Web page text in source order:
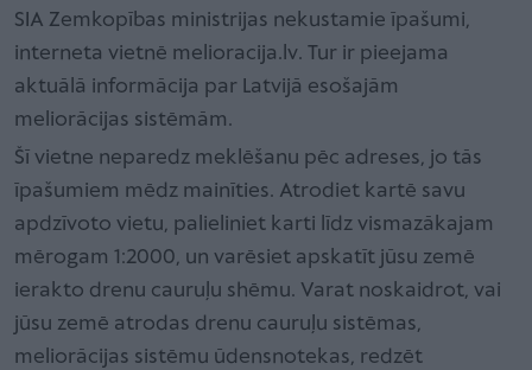
SIA Zemkopības ministrijas nekustamie īpašumi,
interneta vietnē melioracija.lv. Tur ir pieejama
aktuālā informācija par Latvijā esošajām
meliorācijas sistēmām.
Šī vietne neparedz meklēšanu pēc adreses, jo tās
īpašumiem mēdz mainīties. Atrodiet kartē savu
apdzīvoto vietu, palieliniet karti līdz vismazākajam
mērogam 1:2000, un varēsiet apskatīt jūsu zemē
ierakto drenu cauruļu shēmu. Varat noskaidrot, vai
jūsu zemē atrodas drenu cauruļu sistēmas,
meliorācijas sistēmu ūdensnotekas, redzēt